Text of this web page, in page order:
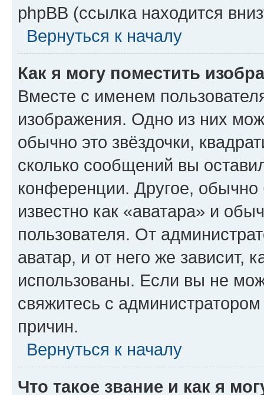
phpBB (ссылка находится
Вернуться к началу
Как я могу поместить
Вместе с именем
изображения. Одно из них
обычно это звёздочки,
сколько сообщений вы
конференции. Другое,
известно как «аватара» и
пользователя. От
аватар, и от него же зависит,
использованы. Если вы не
свяжитесь с
причин.
Вернуться к началу
Что такое звание и как я